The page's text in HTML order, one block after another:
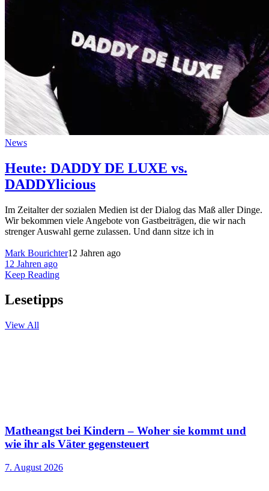
News
Heute: DADDY DE LUXE vs.
DADDYlicious
Im Zeitalter der sozialen Medien ist der Dialog das Maß aller Dinge.
Wir bekommen viele Angebote von Gastbeiträgen, die wir nach
strenger Auswahl gerne zulassen. Und dann sitze ich in
Mark Bourichter12 Jahren ago
12 Jahren ago
Keep Reading
Lesetipps
View All
Matheangst bei Kindern – Woher sie kommt und
wie ihr als Väter gegensteuert
7. August 2026